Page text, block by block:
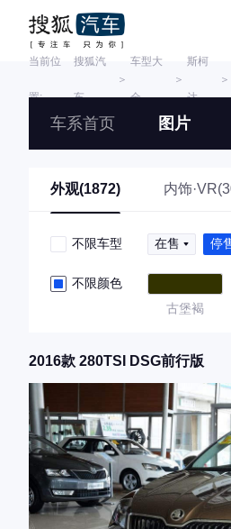
当前位
置:
搜狐汽
车
＞
车型大
全
＞
斯柯
达
＞
车系首页 图片
外观(1872) 内饰
不限车型 在售 停
不限颜色
古堡褐
2016款 280TSI DSG前行版